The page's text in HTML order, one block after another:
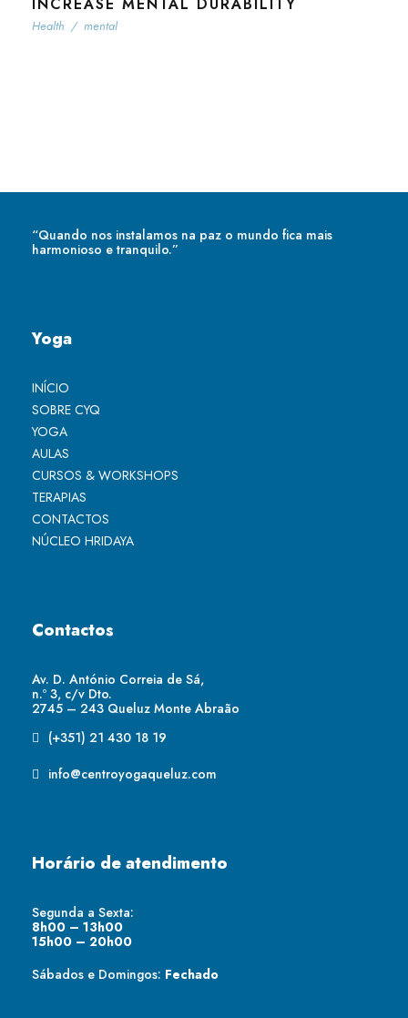
Health / mental
“Quando nos instalamos na paz o mundo fica mais
harmonioso e tranquilo.”
Yoga
INÍCIO
SOBRE CYQ
YOGA
AULAS
CURSOS & WORKSHOPS
TERAPIAS
CONTACTOS
NÚCLEO HRIDAYA
Contactos
Av. D. António Correia de Sá,
n.º 3, c/v Dto.
2745 – 243 Queluz Monte Abraão
(+351) 21 430 18 19
info@centroyogaqueluz.com
Horário de atendimento
Segunda a Sexta:
8h00 – 13h00
15h00 – 20h00
Sábados e Domingos: Fechado